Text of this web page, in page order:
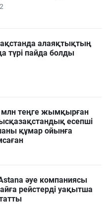
алаяқтықтың
түрі пайда болды
млн теңге жымқырған
есепші
құмар ойынға
әуе компаниясы
рейстерді уақытша